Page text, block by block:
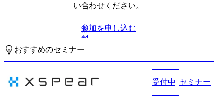
い合わせください。
無
料
参加を申し込む
おすすめのセミナー
受付中 セミナー